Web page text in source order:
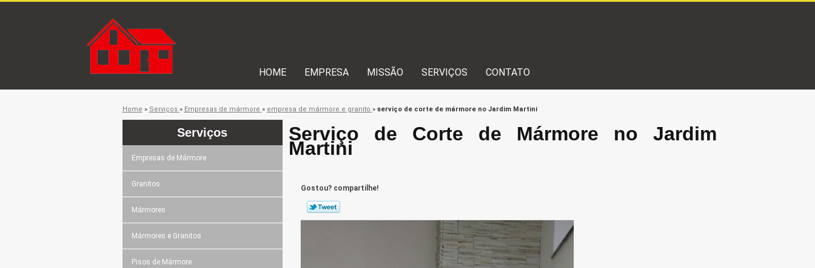
HOME EMPRESA MISSÃO SERVIÇOS CONTATO
Home » Serviços » Empresas de mármore » empresa de mármore e granito » serviço de corte de mármore no Jardim Martini
Serviços
Empresas de Mármore
Granitos
Mármores
Mármores e Granitos
Pisos de Mármore
Serviço de Corte de Mármore no Jardim
Martini
Gostou? compartilhe!